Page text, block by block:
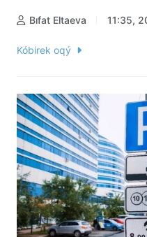
Bıfat Eltaeva 11:35,
Kóbirek oqý